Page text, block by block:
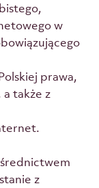
w
prawa,
także z
z